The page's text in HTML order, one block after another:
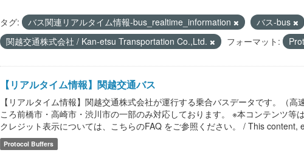
タグ: バス関連リアルタイム情報-bus_realtime_information バス-bus
関越交通株式会社 / Kan-etsu Transportation Co.,Ltd.
フォーマット:
【リアルタイム情報】関越交通バス
【リアルタイム情報】関越交通株式会社が運行する乗合バスデータです。（
ころ前橋市・高崎市・渋川市の一部のみ対応しております。 ※本コンテンツ等
クレジット表示については、こちらのFAQ をご参照ください。 / This content,
Protocol Buffers